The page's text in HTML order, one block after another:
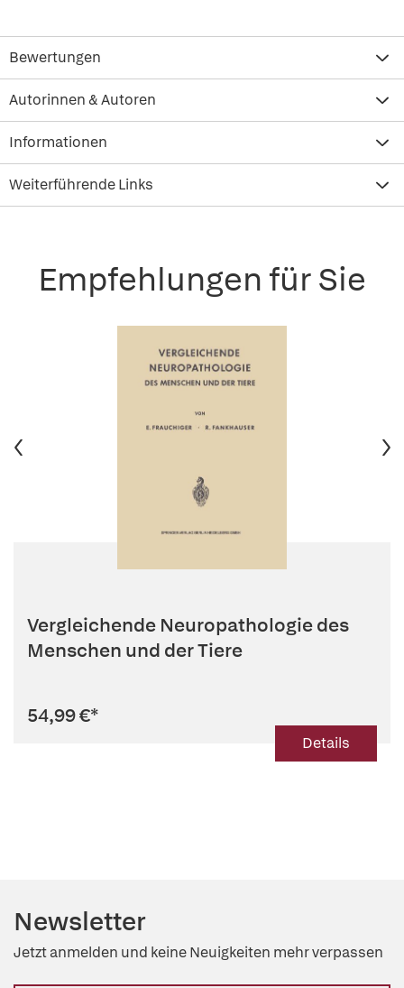
Bewertungen
Autorinnen & Autoren
Informationen
Weiterführende Links
Empfehlungen für Sie
Vergleichende Neuropathologie des
Menschen und der Tiere
54,99 €*
Details
Newsletter
Jetzt anmelden und keine Neuigkeiten mehr verpassen